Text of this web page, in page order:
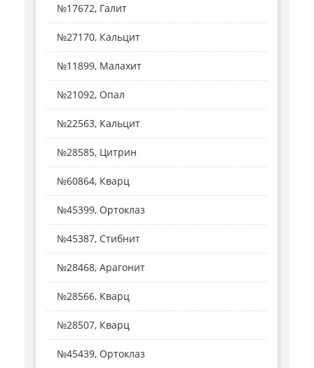
№17672, Галит
№27170, Кальцит
№11899, Малахит
№21092, Опал
№22563, Кальцит
№28585, Цитрин
№60864, Кварц
№45399, Ортоклаз
№45387, Стибнит
№28468, Арагонит
№28566, Кварц
№28507, Кварц
№45439, Ортоклаз